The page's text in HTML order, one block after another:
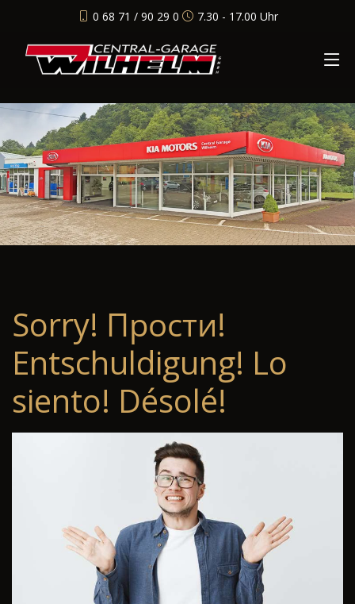
0 68 71 / 90 29 0 7.30 - 17.00 Uhr
Sorry! Прости!
Entschuldigung! Lo
siento! Désolé!